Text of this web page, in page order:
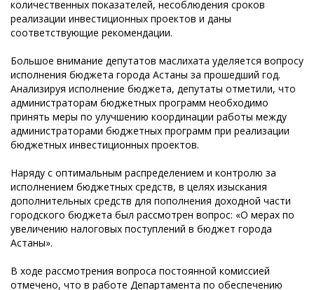
количественных показателей, несоблюдения сроков
реализации инвестиционных проектов и даны
соответствующие рекомендации.
Большое внимание депутатов маслихата уделяется вопросу
исполнения бюджета города Астаны за прошедший год.
Анализируя исполнение бюджета, депутаты отметили, что
администраторам бюджетных программ необходимо
принять меры по улучшению координации работы между
администраторами бюджетных программ при реализации
бюджетных инвестиционных проектов.
Наряду с оптимальным распределением и контролю за
исполнением бюджетных средств, в целях изыскания
дополнительных средств для пополнения доходной части
городского бюджета был рассмотрен вопрос: «О мерах по
увеличению налоговых поступлений в бюджет города
Астаны».
В ходе рассмотрения вопроса постоянной комиссией
отмечено, что в работе Департамента по обеспечению